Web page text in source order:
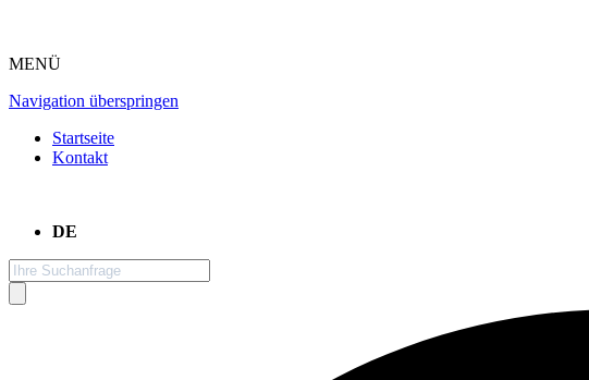
MENÜ
Navigation überspringen
Startseite
Kontakt
DE